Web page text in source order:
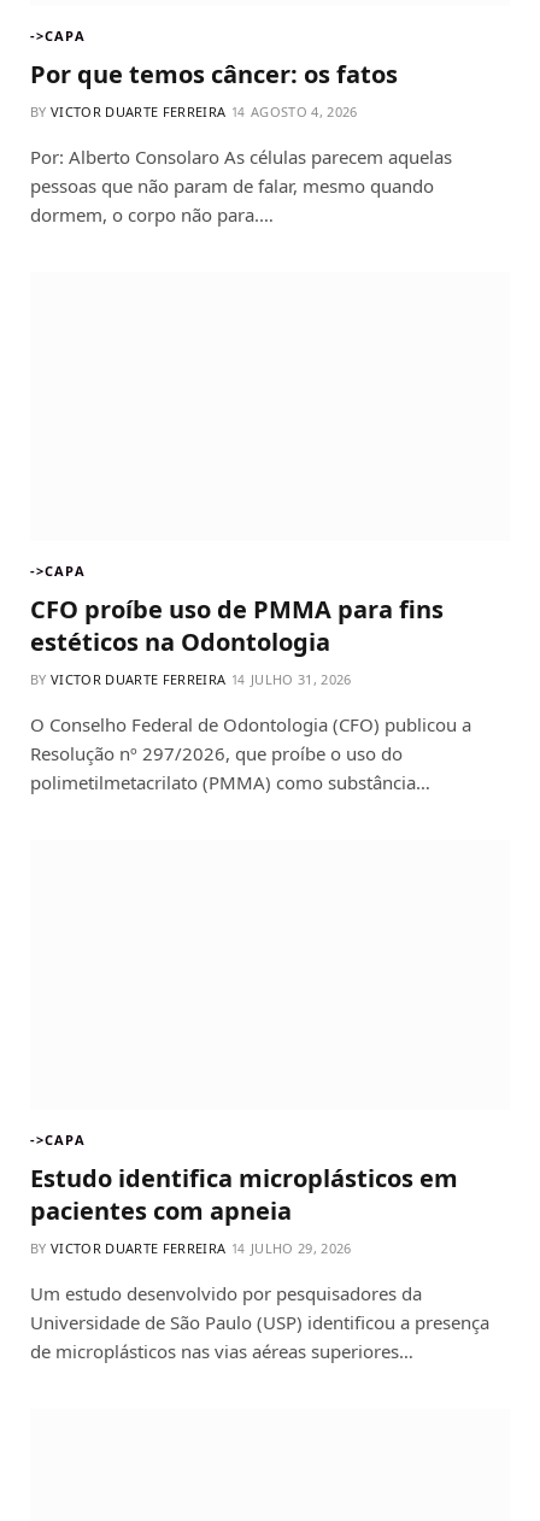
->CAPA
Por que temos câncer: os fatos
BY VICTOR DUARTE FERREIRA AGOSTO 4, 2026
Por: Alberto Consolaro As células parecem aquelas
pessoas que não param de falar, mesmo quando
dormem, o corpo não para.…
->CAPA
CFO proíbe uso de PMMA para fins
estéticos na Odontologia
BY VICTOR DUARTE FERREIRA JULHO 31, 2026
O Conselho Federal de Odontologia (CFO) publicou a
Resolução nº 297/2026, que proíbe o uso do
polimetilmetacrilato (PMMA) como substância…
->CAPA
Estudo identifica microplásticos em
pacientes com apneia
BY VICTOR DUARTE FERREIRA JULHO 29, 2026
Um estudo desenvolvido por pesquisadores da
Universidade de São Paulo (USP) identificou a presença
de microplásticos nas vias aéreas superiores…